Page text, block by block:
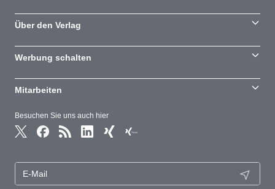
Besuchen Sie uns auch hier
Über den Verlag
Werbung schalten
Mitarbeiten